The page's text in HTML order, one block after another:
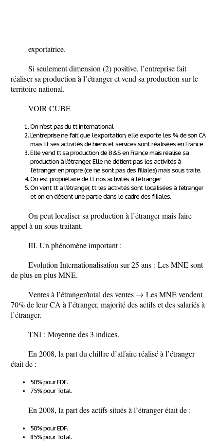
exportatrice.
Si seulement dimension (2) positive, l’entreprise fait
réaliser sa production à l’étranger et vend sa production sur le
territoire national.
VOIR CUBE
On n’est pas du tt international
L’entreprise ne fait que l’exportation, elle exporte les ¾ de son CA
mais tt ses activités de biens et services sont réalisées en France
Elle vend tt sa production de B&S en France mais réalise sa
production à l’étranger. Elle ne détient pas les activités à
l’étranger en propre (ce ne sont pas des filiales) mais sous traite.
On est propriétaire de tt nos activités à l’étranger
On vent tt a l’étranger, tt les activités sont localisées à l’étranger
et on en détient une partie dans le cadre des filiales.
On peut localiser sa production à l’étranger mais faire
appel à un sous traitant.
III. Un phénomène important :
Evolution Internationalisation sur 25 ans : Les MNE sont
de plus en plus MNE.
Ventes à l’étranger/total des ventes → Les MNE vendent
70% de leur CA à l’étranger, majorité des actifs et des salariés à
l’étranger.
TNI : Moyenne des 3 indices.
En 2008, la part du chiffre d’affaireréalisé à l’étranger
était de :
50%pour EDF.
75%pour Total.
En 2008, la part desactifssitués à l’étranger était de :
50%pour EDF.
85%pour Total.